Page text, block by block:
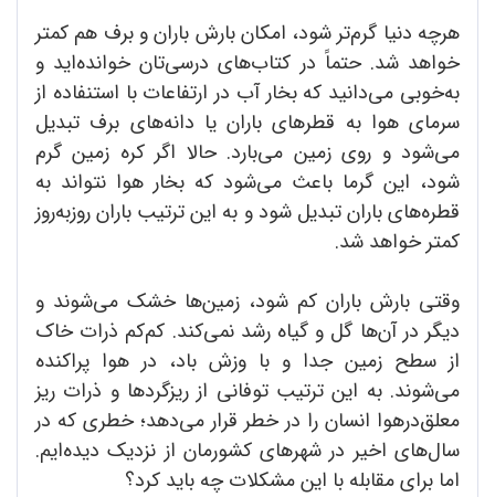
هرچه دنیا گرم‌تر شود، امکان بارش باران و برف هم کمتر
خواهد شد. حتماً در کتاب‌های درسی‌تان خوانده‌اید و
به‌خوبی می‌دانید که بخار آب در ارتفاعات با استنفاده از
سرمای هوا به قطرهای باران یا دانه‌های برف تبدیل
می‌شود و روی زمین می‌بارد. حالا اگر کره زمین گرم
شود، این گرما باعث می‌شود که بخار هوا نتواند به
قطره‌های باران تبدیل شود و به این ترتیب باران روزبه‌روز
کمتر خواهد شد.
وقتی بارش باران کم شود، زمین‌ها خشک می‌شوند و
دیگر در آن‌ها گل و گیاه رشد نمی‌کند. کم‌کم ذرات خاک
از سطح زمین جدا و با وزش باد، در هوا پراکنده
می‌شوند. به این ترتیب توفانی از ریزگردها و ذرات ریز
معلق‌درهوا انسان را در خطر قرار می‌دهد؛ خطری که در
سال‌های اخیر در شهرهای کشورمان از نزدیک دیده‌ایم.
اما برای مقابله با این مشکلات چه باید کرد؟